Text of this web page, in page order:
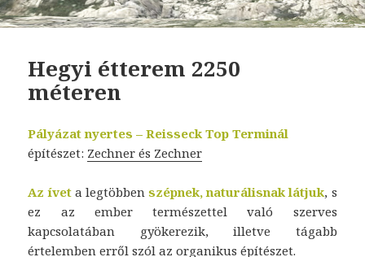
Hegyi étterem 2250
méteren
Pályázat nyertes – Reisseck Top Terminál
építészet: Zechner és Zechner
Az ívet a legtöbbenszépnek, naturálisnak látjuk, s
ez az ember természettel való szerves
kapcsolatában gyökerezik, illetve tágabb
értelemben erről szól az organikus építészet.